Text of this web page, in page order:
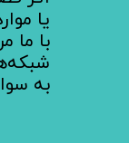
یا
با ما
به